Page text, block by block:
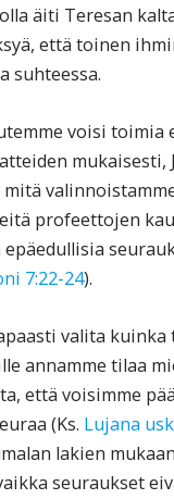
äiti Teresan
että toinen
suhteessa.
voisi toimia
mukaisesti,
profeettojen
7:22-24).
valita
annamme tilaa
että voisimme
(Ks. Lujana
lakien
seuraukset